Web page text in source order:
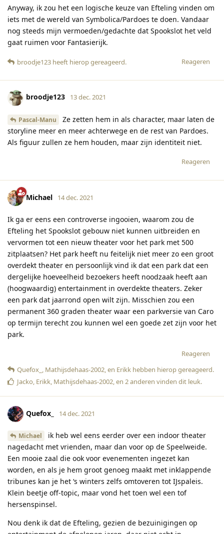
Anyway, ik zou het een logische keuze van Efteling vinden om
iets met de wereld van Symbolica/Pardoes te doen. Vandaar
nog steeds mijn vermoeden/gedachte dat Spookslot het veld
gaat ruimen voor Fantasierijk.
Reageren
broodje123 heeft hierop gereageerd.
broodje123 13 dec. 2021
Pascal-Manu
Ze zetten hem in als character, maar laten de
storyline meer en meer achterwege en de rest van Pardoes.
Als figuur zullen ze hem houden, maar zijn identiteit niet.
Reageren
Michael 14 dec. 2021
Ik ga er eens een controverse ingooien, waarom zou de
Efteling het Spookslot gebouw niet kunnen uitbreiden en
vervormen tot een nieuw theater voor het park met 500
zitplaatsen? Het park heeft nu feitelijk niet meer zo een groot
overdekt theater en persoonlijk vind ik dat een park dat een
dergelijke hoeveelheid bezoekers heeft noodzaak heeft aan
(hoogwaardig) entertainment in overdekte theaters. Zeker
een park dat jaarrond open wilt zijn. Misschien zou een
permanent 360 graden theater waar een parkversie van Caro
op termijn terecht zou kunnen wel een goede zet zijn voor het
park.
Reageren
Quefox_ , Mathijsdehaas-2002, en Erikk hebben hierop gereageerd.
Jacko, Erikk, Mathijsdehaas-2002, en 2anderen vinden dit leuk.
Quefox_ 14 dec. 2021
Michael
ik heb wel eens eerder over een indoor theater
nagedacht met vrienden, maar dan voor op de Speelweide.
Een mooie zaal die ook voor evenementen ingezet kan
worden, en als je hem groot genoeg maakt met inklappende
tribunes kan je het ‘s winters zelfs omtoveren tot IJspaleis.
Klein beetje off-topic, maar vond het toen wel een tof
hersenspinsel.
Nou denk ik dat de Efteling, gezien de bezuinigingen op